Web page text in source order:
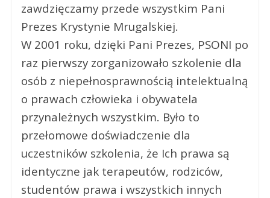
zawdzięczamy przede wszystkim Pani
Prezes Krystynie Mrugalskiej.
W 2001 roku, dzięki Pani Prezes, PSONI po
raz pierwszy zorganizowało szkolenie dla
osób z niepełnosprawnością intelektualną
o prawach człowieka i obywatela
przynależnych wszystkim. Było to
przełomowe doświadczenie dla
uczestników szkolenia, że Ich prawa są
identyczne jak terapeutów, rodziców,
studentów prawa i wszystkich innych